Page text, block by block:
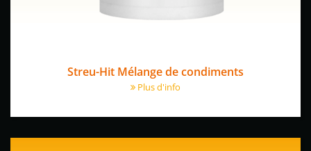
Streu-Hit Mélange de condiments
Plus d'info